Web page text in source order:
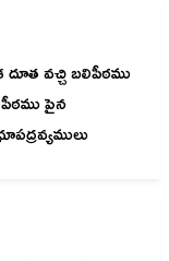
వచ్చి బలిపీఠము
పైన